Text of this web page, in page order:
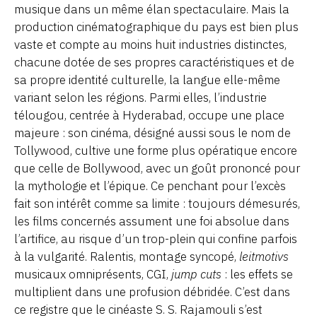
musique dans un même élan spectaculaire. Mais la
production cinématographique du pays est bien plus
vaste et compte au moins huit industries distinctes,
chacune dotée de ses propres caractéristiques et de
sa propre identité culturelle, la langue elle-même
variant selon les régions. Parmi elles, l’industrie
télougou, centrée à Hyderabad, occupe une place
majeure : son cinéma, désigné aussi sous le nom de
Tollywood, cultive une forme plus opératique encore
que celle de Bollywood, avec un goût prononcé pour
la mythologie et l’épique. Ce penchant pour l’excès
fait son intérêt comme sa limite : toujours démesurés,
les films concernés assument une foi absolue dans
l’artifice, au risque d’un trop-plein qui confine parfois
à la vulgarité. Ralentis, montage syncopé, leitmotivs
musicaux omniprésents, CGI, jump cuts : les effets se
multiplient dans une profusion débridée. C’est dans
ce registre que le cinéaste S. S. Rajamouli s’est